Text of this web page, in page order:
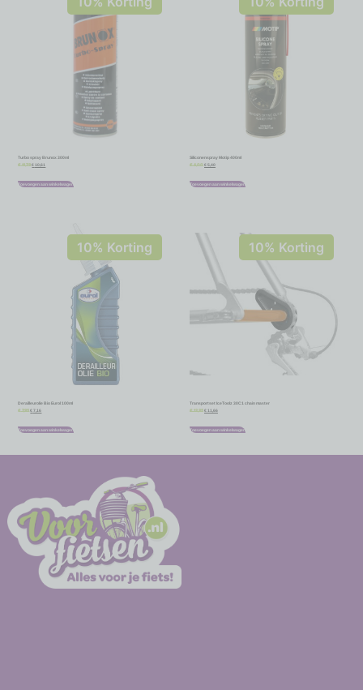
Turbo spray Brunox 300ml
€11,79 €10,61
Toevoegen aan winkelwagen
Siliconenspray Motip 400ml
6,00 €5,40
Toevoegen aan winkelwagen
10% Korting
Derailleurolie Bio Eurol 100ml
€7,95 €7,16
Toevoegen aan winkelwagen
10% Korting
Transportset IceToolz 30C1 chain master
12,95 €11,66
Toevoegen aan winkelwagen